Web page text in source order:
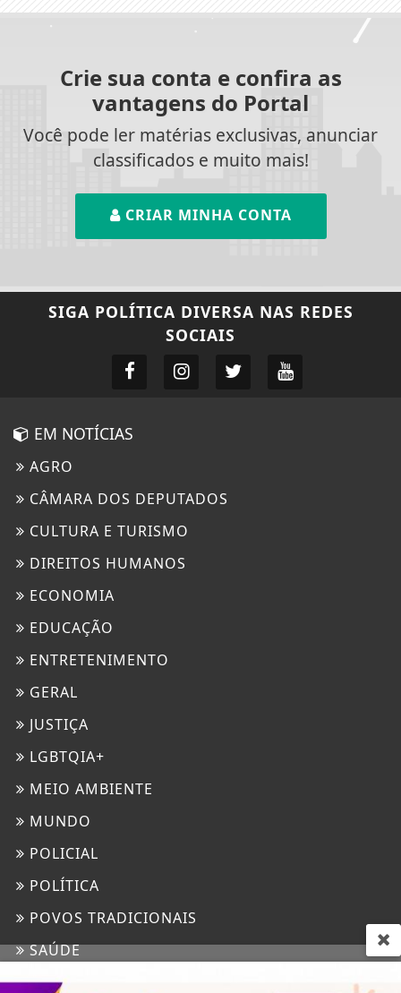
Crie sua conta e confira as
vantagens do Portal
Você pode ler matérias exclusivas, anunciar
classificados e muito mais!
CRIAR MINHA CONTA
SIGA POLÍTICA DIVERSA NAS REDES
SOCIAIS
EM NOTÍCIAS
AGRO
CÂMARA DOS DEPUTADOS
CULTURA E TURISMO
DIREITOS HUMANOS
ECONOMIA
EDUCAÇÃO
ENTRETENIMENTO
GERAL
JUSTIÇA
LGBTQIA+
MEIO AMBIENTE
MUNDO
POLICIAL
POLÍTICA
POVOS TRADICIONAIS
SAÚDE
SOCIEDADE
Termos de Uso e Privacidade